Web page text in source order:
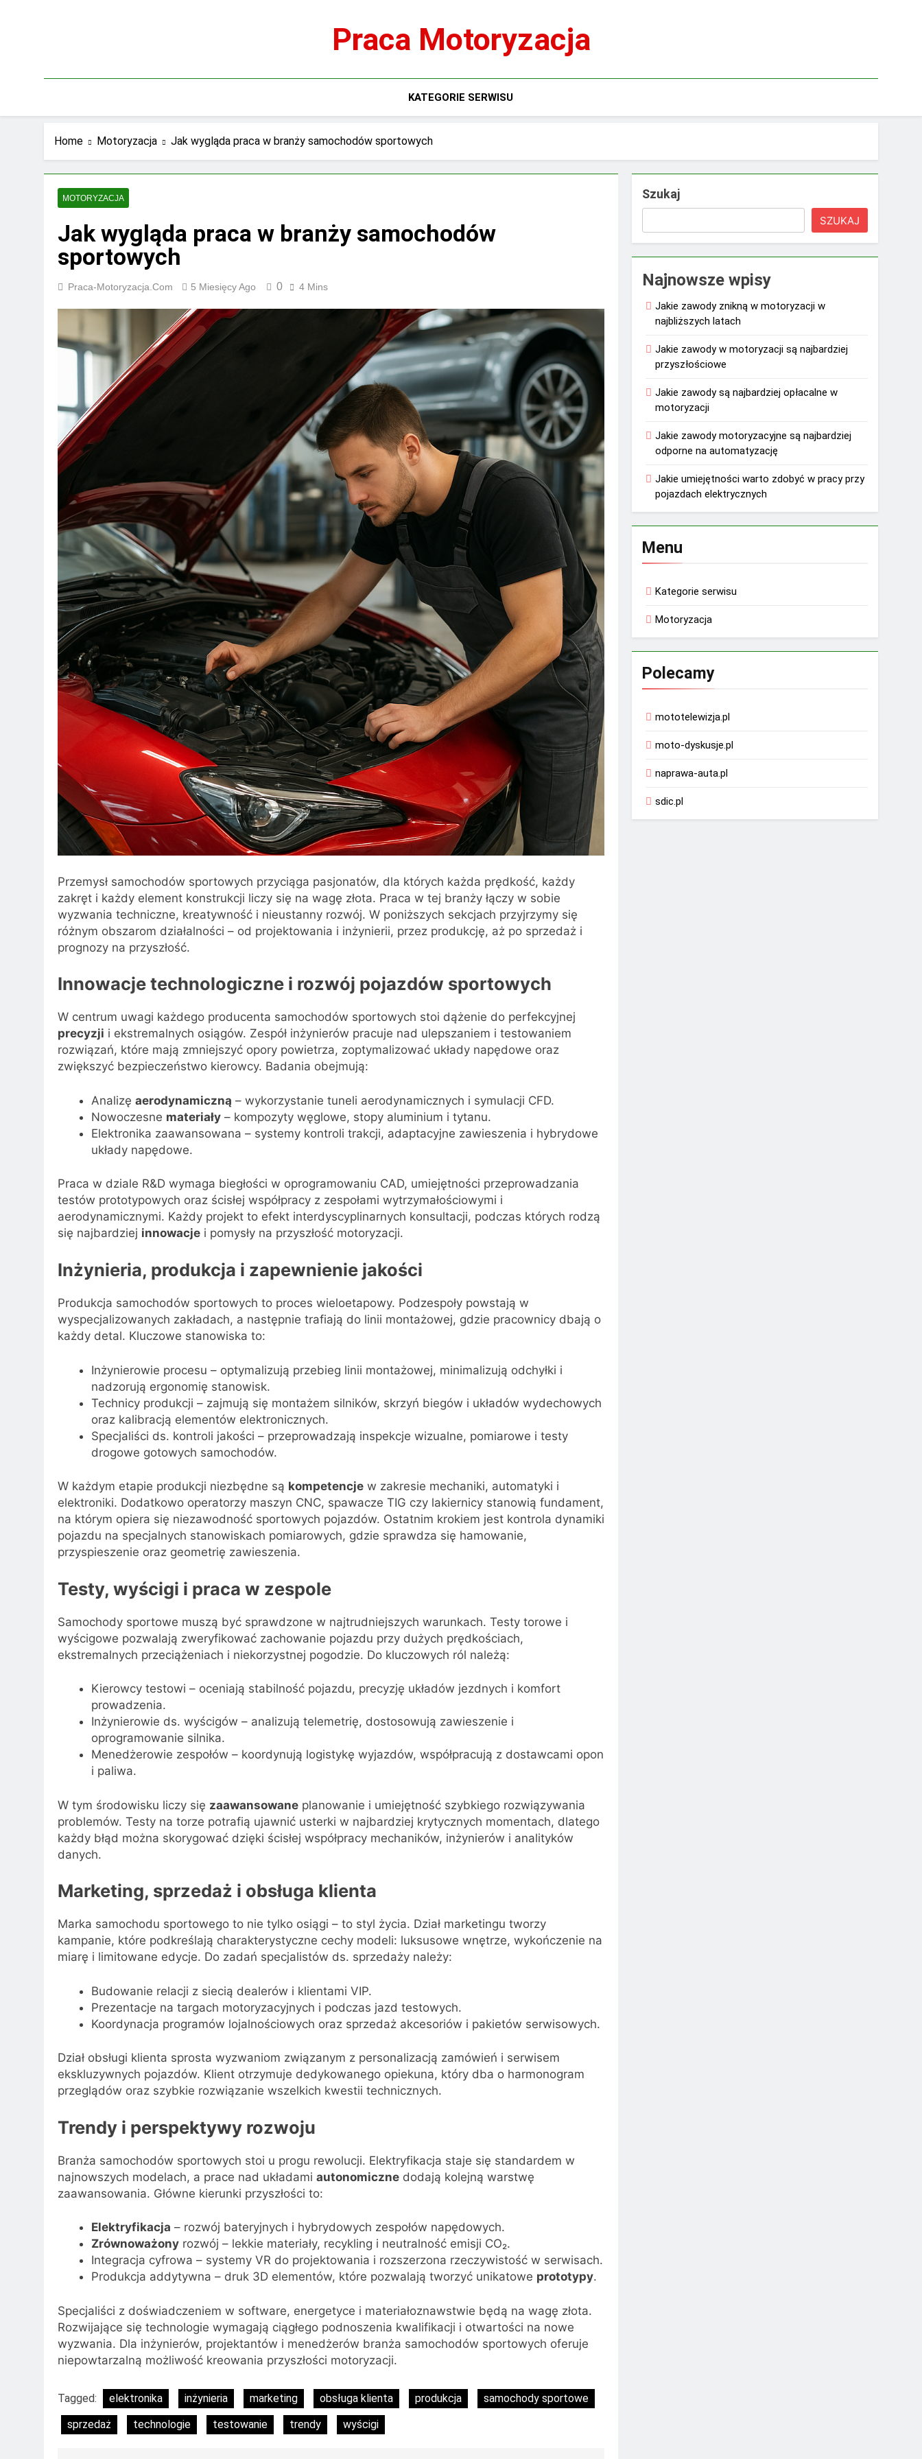
Praca Motoryzacja
KATEGORIE SERWISU
Home Motoryzacja Jak wygląda praca w branży samochodów sportowych
MOTORYZACJA
Jak wygląda praca w branży samochodów
sportowych
Praca-Motoryzacja.com 5 Miesięcy Ago 0 4 Mins
Przemysł samochodów sportowych przyciąga pasjonatów, dla których każda prędkość, każdy
zakręt i każdy element konstrukcji liczy się na wagę złota. Praca w tej branży łączy w sobie
wyzwania techniczne, kreatywność i nieustanny rozwój. W poniższych sekcjach przyjrzymy się
różnym obszarom działalności – od projektowania i inżynierii, przez produkcję, aż po sprzedaż i
prognozy na przyszłość.
Innowacje technologiczne i rozwój pojazdów sportowych
W centrum uwagi każdego producenta samochodów sportowych stoi dążenie do perfekcyjnej
precyzji i ekstremalnych osiągów. Zespół inżynierów pracuje nad ulepszaniem i testowaniem
rozwiązań, które mają zmniejszyć opory powietrza, zoptymalizować układy napędowe oraz
zwiększyć bezpieczeństwo kierowcy. Badania obejmują:
Analizę aerodynamiczną – wykorzystanie tuneli aerodynamicznych i symulacji CFD.
Nowoczesne materiały– kompozyty węglowe, stopy aluminium i tytanu.
Elektronika zaawansowana – systemy kontroli trakcji, adaptacyjne zawieszenia i hybrydowe
układy napędowe.
Praca w dziale R&D wymaga biegłości w oprogramowaniu CAD, umiejętności przeprowadzania
testów prototypowych oraz ścisłej współpracy z zespołami wytrzymałościowymi i
aerodynamicznymi. Każdy projekt to efekt interdyscyplinarnych konsultacji, podczas których rodzą
się najbardziej innowacje i pomysły na przyszłość motoryzacji.
Inżynieria, produkcja i zapewnienie jakości
Produkcja samochodów sportowych to proces wieloetapowy. Podzespoły powstają w
wyspecjalizowanych zakładach, a następnie trafiają do linii montażowej, gdzie pracownicy dbają o
każdy detal. Kluczowe stanowiska to:
Inżynierowie procesu – optymalizują przebieg linii montażowej, minimalizują odchyłki i
nadzorują ergonomię stanowisk.
Technicy produkcji – zajmują się montażem silników, skrzyń biegów i układów wydechowych
oraz kalibracją elementów elektronicznych.
Specjaliści ds. kontroli jakości – przeprowadzają inspekcje wizualne, pomiarowe i testy
drogowe gotowych samochodów.
W każdym etapie produkcji niezbędne są kompetencje w zakresie mechaniki, automatyki i
elektroniki. Dodatkowo operatorzy maszyn CNC, spawacze TIG czy lakiernicy stanowią fundament,
na którym opiera się niezawodność sportowych pojazdów. Ostatnim krokiem jest kontrola dynamiki
pojazdu na specjalnych stanowiskach pomiarowych, gdzie sprawdza się hamowanie,
przyspieszenie oraz geometrię zawieszenia.
Testy, wyścigi i praca w zespole
Samochody sportowe muszą być sprawdzone w najtrudniejszych warunkach. Testy torowe i
wyścigowe pozwalają zweryfikować zachowanie pojazdu przy dużych prędkościach,
ekstremalnych przeciążeniach i niekorzystnej pogodzie. Do kluczowych ról należą:
Kierowcy testowi – oceniają stabilność pojazdu, precyzję układów jezdnych i komfort
prowadzenia.
Inżynierowie ds. wyścigów – analizują telemetrię, dostosowują zawieszenie i
oprogramowanie silnika.
Menedżerowie zespołów – koordynują logistykę wyjazdów, współpracują z dostawcami opon
i paliwa.
W tym środowisku liczy się zaawansowane planowanie i umiejętność szybkiego rozwiązywania
problemów. Testy na torze potrafią ujawnić usterki w najbardziej krytycznych momentach, dlatego
każdy błąd można skorygować dzięki ścisłej współpracy mechaników, inżynierów i analityków
danych.
Marketing, sprzedaż i obsługa klienta
Marka samochodu sportowego to nie tylko osiągi – to styl życia. Dział marketingu tworzy
kampanie, które podkreślają charakterystyczne cechy modeli: luksusowe wnętrze, wykończenie na
miarę i limitowane edycje. Do zadań specjalistów ds. sprzedaży należy:
Budowanie relacji z siecią dealerów i klientami VIP.
Prezentacje na targach motoryzacyjnych i podczas jazd testowych.
Koordynacja programów lojalnościowych oraz sprzedaż akcesoriów i pakietów serwisowych.
Dział obsługi klienta sprosta wyzwaniom związanym z personalizacją zamówień i serwisem
ekskluzywnych pojazdów. Klient otrzymuje dedykowanego opiekuna, który dba o harmonogram
przeglądów oraz szybkie rozwiązanie wszelkich kwestii technicznych.
Trendy i perspektywy rozwoju
Branża samochodów sportowych stoi u progu rewolucji. Elektryfikacja staje się standardem w
najnowszych modelach, a prace nad układami autonomiczne dodają kolejną warstwę
zaawansowania. Główne kierunki przyszłości to:
Elektryfikacja – rozwój bateryjnych i hybrydowych zespołów napędowych.
Zrównoważonyrozwój – lekkie materiały, recykling i neutralność emisji CO₂.
Integracja cyfrowa – systemy VR do projektowania i rozszerzona rzeczywistość w serwisach.
Produkcja addytywna – druk 3D elementów, które pozwalają tworzyć unikatowe prototypy.
Specjaliści z doświadczeniem w software, energetyce i materiałoznawstwie będą na wagę złota.
Rozwijające się technologie wymagają ciągłego podnoszenia kwalifikacji i otwartości na nowe
wyzwania. Dla inżynierów, projektantów i menedżerów branża samochodów sportowych oferuje
niepowtarzalną możliwość kreowania przyszłości motoryzacji.
Tagged: elektronika inżynieria marketing obsługa klienta produkcja
samochody sportowe
sprzedaż
technologie testowanie trendy wyścigi
Szukaj
SZUKAJ
Najnowsze wpisy
Jakie zawody znikną w motoryzacji w
najbliższych latach
Jakie zawody w motoryzacji są najbardziej
przyszłościowe
Jakie zawody są najbardziej opłacalne w
motoryzacji
Jakie zawody motoryzacyjne są najbardziej
odporne na automatyzację
Jakie umiejętności warto zdobyć w pracy przy
pojazdach elektrycznych
Menu
Kategorie serwisu
Motoryzacja
Polecamy
mototelewizja.pl
moto-dyskusje.pl
naprawa-auta.pl
sdic.pl